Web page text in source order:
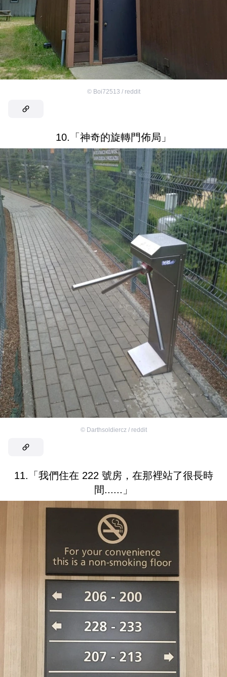
© Boi72513 / reddit
10.「神奇的旋轉門佈局」
© Darthsoldiercz / reddit
11.「我們住在 222 號房，在那裡站了很長時
間......」